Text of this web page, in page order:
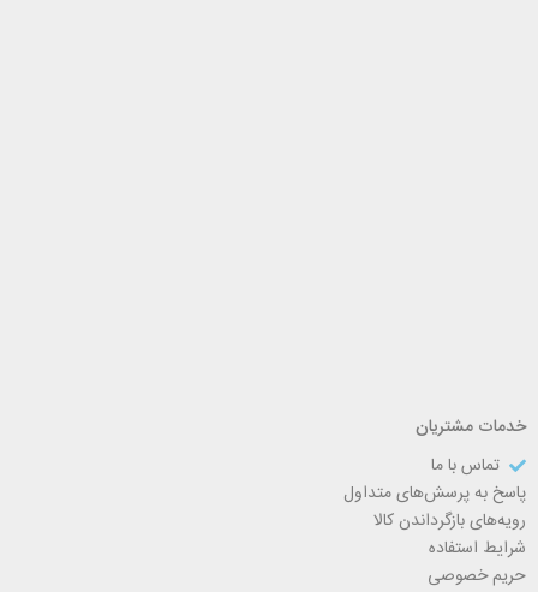
خدمات مشتریان
تماس با ما
پاسخ به پرسش‌های متداول
رویه‌های بازگرداندن کالا
شرایط استفاده
حریم خصوصی